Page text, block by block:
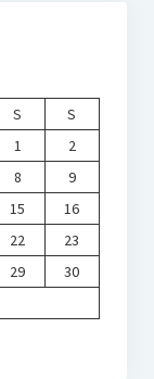
S
S
1
2
8
9
15
16
22
23
29
30